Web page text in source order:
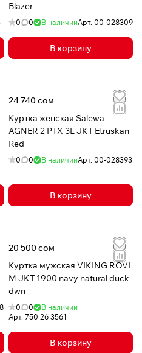
Blazer
0 0 В наличииАрт. 00-028309
В корзину
24 740 сом
Куртка женская Salewa
AGNER 2 PTX 3L JKT Etruskan
Red
0 0 В наличииАрт. 00-028393
В корзину
20 500 сом
Куртка мужская VIKING ROVI
M JKT-1900 navy natural duck
dwn
0 0
В наличии
Арт. 750 26 3561
В корзину